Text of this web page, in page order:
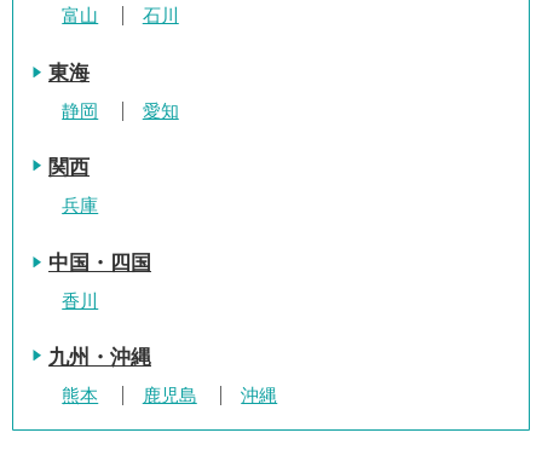
富山 石川
東海
静岡 愛知
関西
兵庫
中国・四国
香川
九州・沖縄
熊本 鹿児島 沖縄